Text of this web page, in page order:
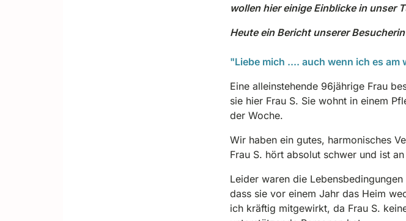
wollen hier einige Einblicke in unser
Heute ein Bericht unserer
"Liebe mich .... auch wenn ich es am
Eine alleinstehende 96jährige Frau
sie hier Frau S. Sie wohnt in einem
der Woche.
Wir haben ein gutes, harmonisches
Frau S. hört absolut schwer und ist
Leider waren die
dass sie vor einem Jahr das Heim
ich kräftig mitgewirkt, da Frau S.